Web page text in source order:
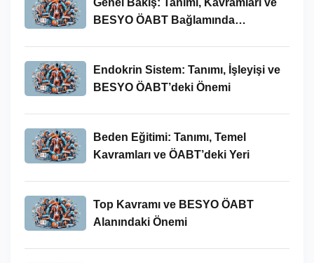
BESYO ÖABT Bağlamında
Endokrin Sistem: Tanımı, İşleyişi ve
BESYO ÖABT’deki Önemi
Beden Eğitimi: Tanımı, Temel
Kavramları ve ÖABT’deki Yeri
Top Kavramı ve BESYO ÖABT
Alanındaki Önemi